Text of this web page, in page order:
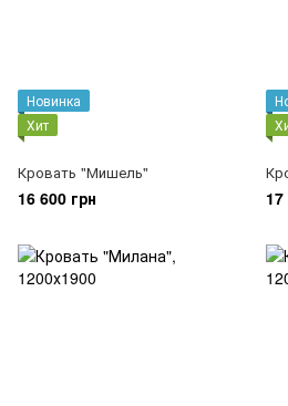
Новинка
Хит
Кровать "Мишель"
16 600 грн 17